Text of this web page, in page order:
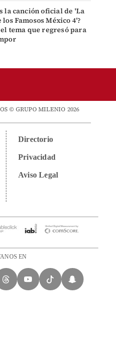
la canción oficial de 'La
los Famosos México 4'?
el tema que regresó para
© GRUPO MILENIO 2026
Directorio
Privacidad
Aviso Legal
EN